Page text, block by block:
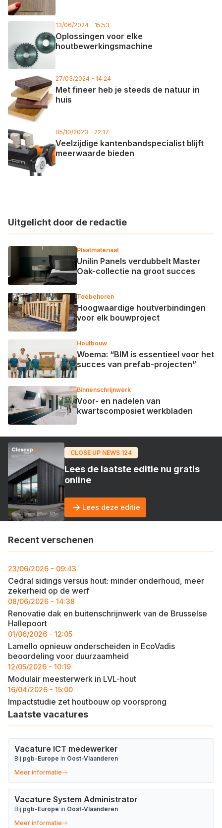
13/06/2024 - 15:53
Oplossingen voor elke
houtbewerkingsmachine
27/03/2024 - 14:24
Met fineer heb je steeds de natuur in
huis
05/10/2023 - 22:17
Veelzijdige kantenbandspecialist blijft
meerwaarde bieden
Uitgelicht door de redactie
Plaatmateriaal
Unilin Panels verdubbelt Master
Oak-collectie na groot succes
Toebehoren
Hoogwaardige houtverbindingen
voor elk bouwproject
Houtbouw
Woema: “BIM is essentieel voor het
succes van prefab-projecten”
Binnenschrijnwerk
Voor- en nadelen van
kwartscomposiet werkbladen
CLOSE UP NEWS 124
Lees de laatste editie nu gratis
online
Lees deze editie
Recent verschenen
23/06/2026 - 09:43
Cedral sidings versus hout: minder onderhoud, meer
zekerheid op de werf
08/06/2026 - 14:38
Renovatie dak en buitenschrijnwerk van de Brusselse
Hallepoort
01/06/2026 - 12:05
Lamello opnieuw onderscheiden in EcoVadis
beoordeling voor duurzaamheid
12/05/2026 - 10:19
Modulair meesterwerk in LVL-hout
16/04/2026 - 15:00
Impactstudie zet houtbouw op voorsprong
Laatste vacatures
Vacature ICT medewerker
Bij pgb-Europe in Oost-Vlaanderen
Meer informatie
Vacature System Administrator
Bij pgb-Europe in Oost-Vlaanderen
Meer informatie